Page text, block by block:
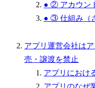
● ② アカウン
● ③ 仕組み（
アプリ運営会社は
売・譲渡を禁止
アプリにおけ